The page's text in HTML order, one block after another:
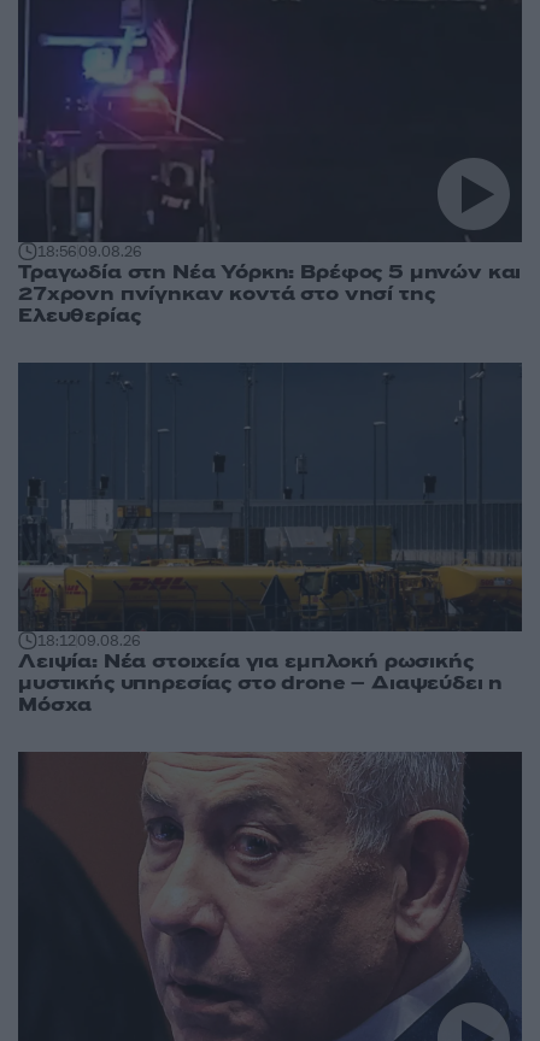
18:5609.08.26
Τραγωδία στη Νέα Υόρκη: Βρέφος 5 μηνών και
27χρονη πνίγηκαν κοντά στο νησί της
Ελευθερίας
18:1209.08.26
Λειψία: Νέα στοιχεία για εμπλοκή ρωσικής
μυστικής υπηρεσίας στο drone – Διαψεύδει η
Μόσχα